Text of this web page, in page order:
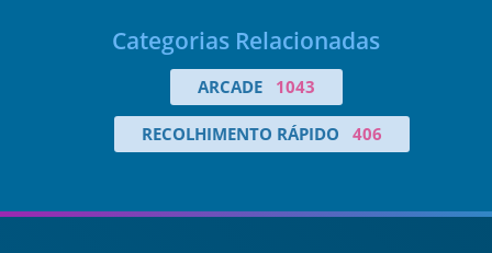
Categorias Relacionadas
ARCADE 1043
RECOLHIMENTO RÁPIDO 406